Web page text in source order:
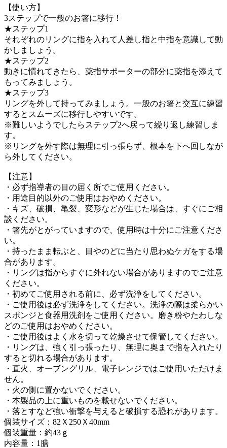
【使い方】
3ステップで一般のお箸に移行！
★ステップ1
それぞれのリングに指を入れて人差し指と中指を意識して動
かしましょう。
★ステップ2
動きに慣れてきたら、薬指サポーターの部分に薬指を添えて
もってみましょう。
★ステップ3
リングを外して持ってみましょう。一般のお箸と交互に練習
するとスムーズに移行しやすいです。
※難しいようでしたらステップ2へ戻って繰り返し練習しま
す。
※リングを外す際は無理に引っ張らず、根本を下へ回しなが
ら外してください。
【注意】
・必ず指導者の目の届く所でご使用ください。
・用途目的以外のご使用はおやめください。
・キズ、破損、亀裂、変形などが生じた場合は、すぐにご相
談ください。
・箸先がとがっていますので、使用時は十分にご注意くださ
い。
・持ったまま転ぶと、目やのどに当たり思わぬケガをする場
合があります。
・リングは指からすぐに外れない場合がありますのでご注意
ください。
・初めてご使用される前に、必ず洗浄をしてください。
・ご使用後は必ず洗浄をしてください。洗浄の際は柔らかい
スポンジと食器用洗剤をご使用ください。磨き粉やたわしな
どのご使用はおやめください。
・ご使用後はよく水を切って乾燥させて保管してください。
・リングは、強く引っ張ったり、無理に奥まで指を入れたり
すると切れる場合があります。
・直火、オーブングリル、電子レンジではご使用いただけま
せん。
・火の側に置かないでください。
・本製品の上に重いものを載せないでください。
・落とすなど強い衝撃を与えると破損する恐れがあります。
個装サイズ：82Ｘ250Ｘ40mm
個装重量：約43ｇ
内容量：1膳